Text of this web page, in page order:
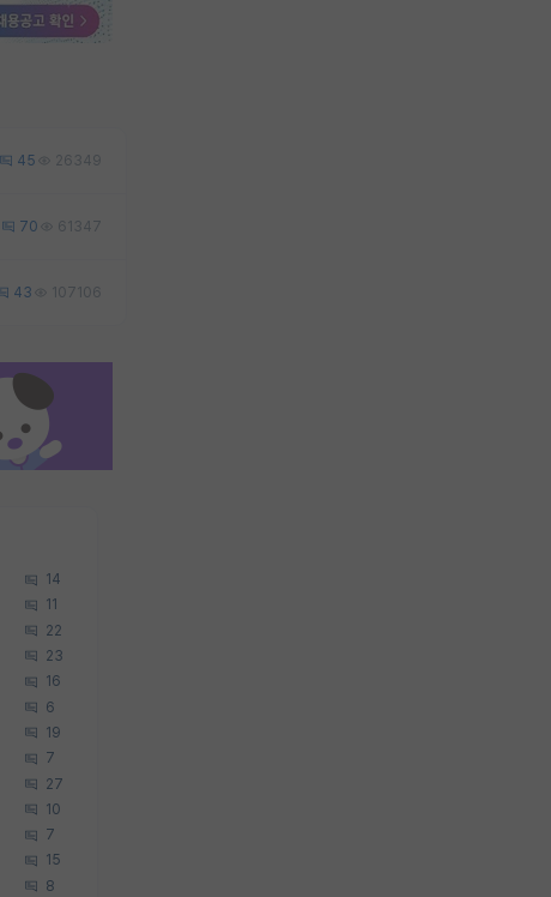
45 26349
70 61347
43 107106
14
11
22
23
16
6
19
7
27
10
7
15
8